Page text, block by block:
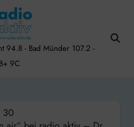
94.8 - Bad Münder 107.2 -
9C
30